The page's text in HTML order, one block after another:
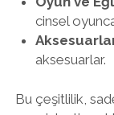
cinsel
aksesuarlar.
Bu çeşitlilik,